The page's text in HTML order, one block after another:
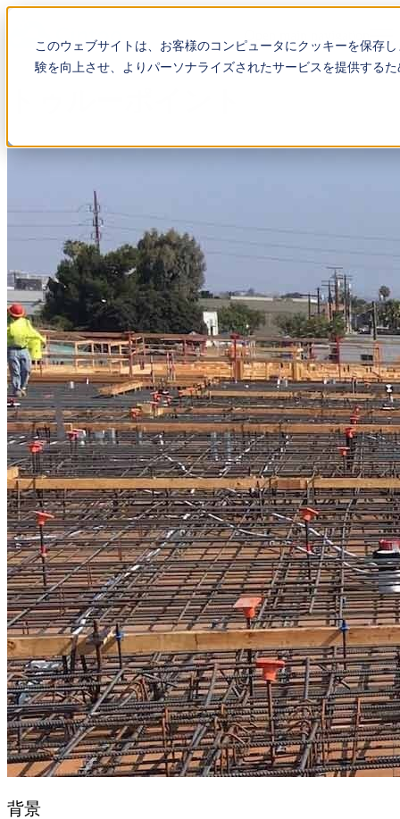
このウェブサイトは、お客様のコンピュータにクッキーを保存
験を向上させ、よりパーソナライズされたサービスを提供する
背景